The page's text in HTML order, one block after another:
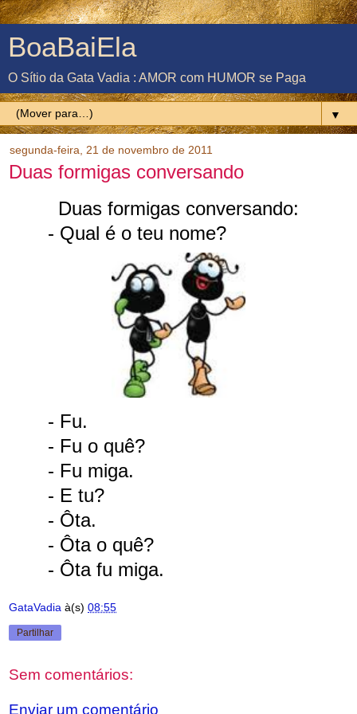
BoaBaiEla
O Sítio da Gata Vadia : AMOR com HUMOR se Paga
▼
segunda-feira, 21 de novembro de 2011
Duas formigas conversando
Duas formigas conversando:
- Qual é o teu nome?
- Fu.
- Fu o quê?
- Fu miga.
- E tu?
- Ôta.
- Ôta o quê?
- Ôta fu miga.
GataVadia à(s) 08:55
Partilhar
Sem comentários:
Enviar um comentário